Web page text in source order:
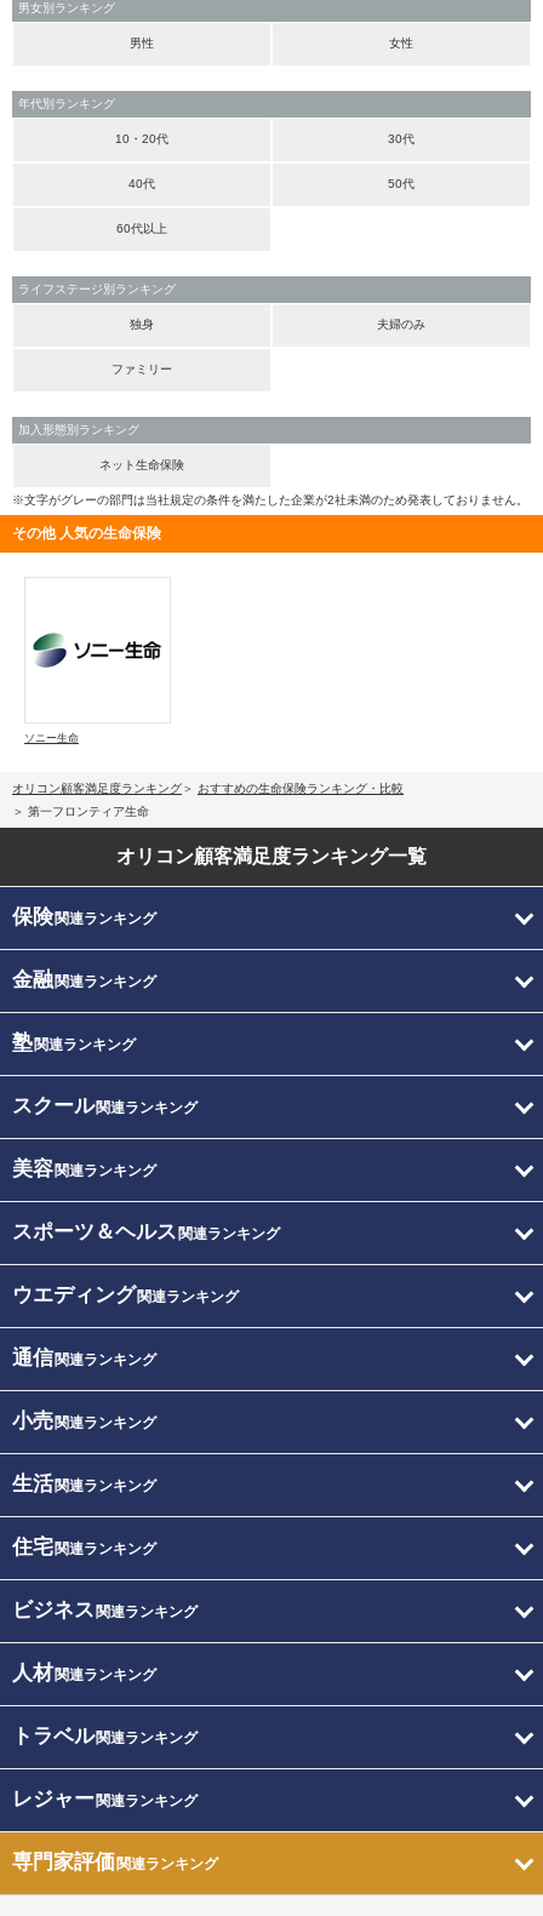
男女別ランキング
男性 女性
年代別ランキング
10・20代 30代
40代 50代
60代以上
ライフステージ別ランキング
独身 夫婦のみ
ファミリー
加入形態別ランキング
ネット生命保険
※文字がグレーの部門は当社規定の条件を満たした企業が2社未満のため発表しておりません。
その他 人気の生命保険
ソニー生命
オリコン顧客満足度ランキング
おすすめの生命保険ランキング・比較
第一フロンティア生命
オリコン顧客満足度ランキング一覧
保険関連ランキング
金融関連ランキング
塾関連ランキング
スクール関連ランキング
美容関連ランキング
スポーツ＆ヘルス 関連ランキング
ウエディング関連ランキング
通信関連ランキング
小売関連ランキング
生活関連ランキング
住宅関連ランキング
ビジネス 関連ランキング
人材関連ランキング
トラベル関連ランキング
レジャー関連ランキング
専門家評価関連ランキング